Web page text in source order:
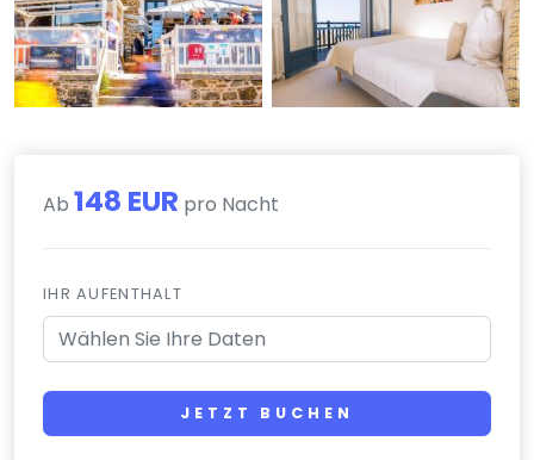
Ab 148 EUR pro Nacht
IHR AUFENTHALT
JETZT BUCHEN